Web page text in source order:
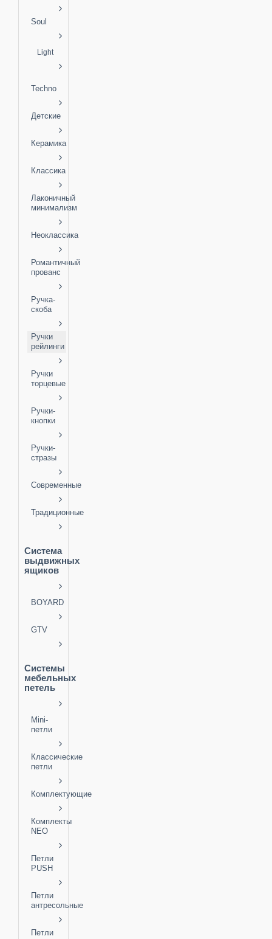
Soul
Light
Techno
Детские
Керамика
Классика
Лаконичный
минимализм
Неоклассика
Романтичный
прованс
Ручка-
скоба
Ручки
рейлинги
Ручки
торцевые
Ручки-
кнопки
Ручки-
стразы
Современные
Традиционные
Система
выдвижных
ящиков
BOYARD
GTV
Системы
мебельных
петель
Mini-
петли
Классические
петли
Комплектующие
Комплекты
NEO
Петли
PUSH
Петли
антресольные
Петли